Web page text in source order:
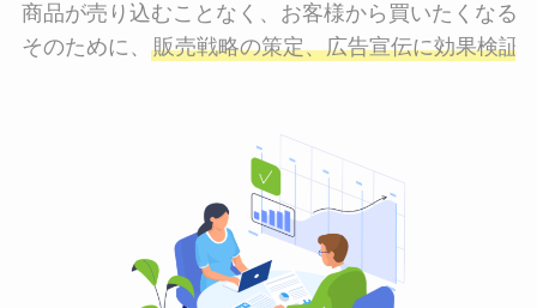
商品が売り込むことなく、お客様から買いたくなる
そのために、 販売戦略の策定、広告宣伝に効果検証